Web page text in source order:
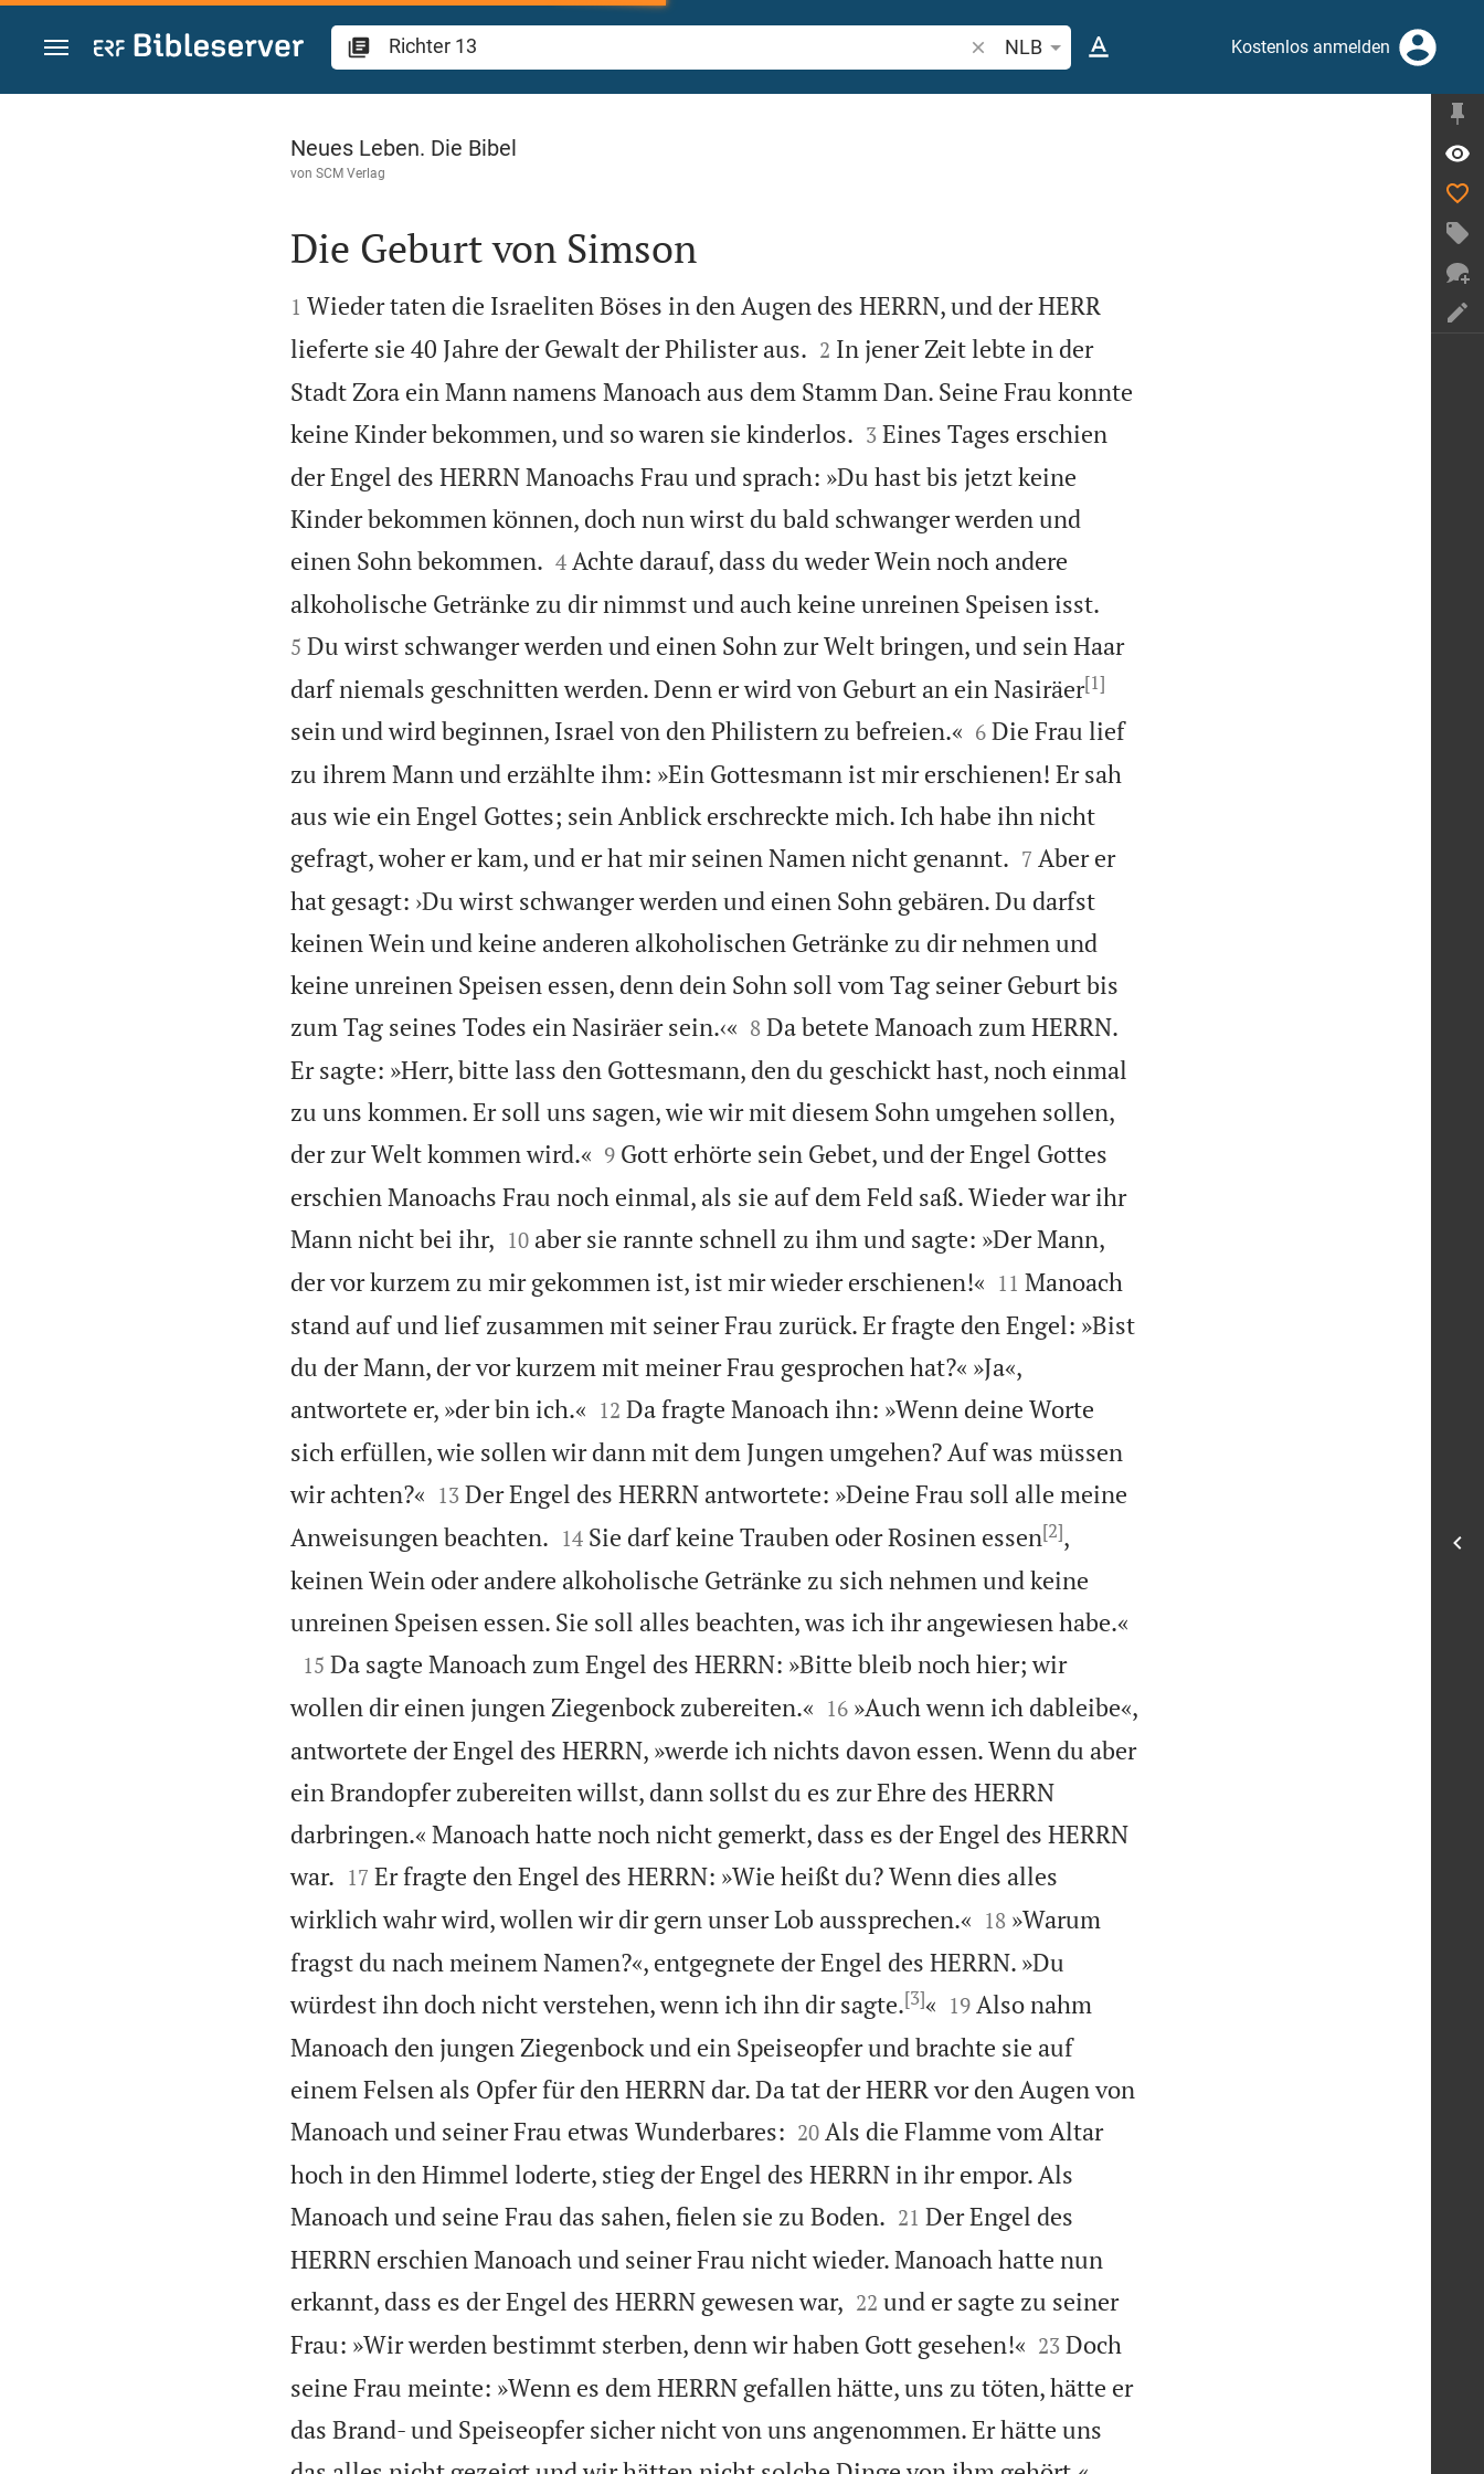
Zum Inhalt springen
Bibelstelle oder Begriff suchen
NLB Kostenlos anmelden
Richter 13
Neues Leben. Die Bibel
von SCM Verlag

Die Geburt von Simson

1 Wieder taten die Israeliten Böses in den Augen des HERRN, und der HERR
lieferte sie 40 Jahre der Gewalt der Philister aus.
2 In jener Zeit lebte in der
Stadt Zora ein Mann namens Manoach aus dem Stamm Dan. Seine Frau konnte
keine Kinder bekommen, und so waren sie kinderlos.
3 Eines Tages erschien
der Engel des HERRN Manoachs Frau und sprach: »Du hast bis jetzt keine
Kinder bekommen können, doch nun wirst du bald schwanger werden und
einen Sohn bekommen.
4 Achte darauf, dass du weder Wein noch andere
alkoholische Getränke zu dir nimmst und auch keine unreinen Speisen isst.
5 Du wirst schwanger werden und einen Sohn zur Welt bringen, und sein Haar
darf niemals geschnitten werden. Denn er wird von Geburt an ein Nasiräer[1]
sein und wird beginnen, Israel von den Philistern zu befreien.«
6 Die Frau lief
zu ihrem Mann und erzählte ihm: »Ein Gottesmann ist mir erschienen! Er sah
aus wie ein Engel Gottes; sein Anblick erschreckte mich. Ich habe ihn nicht
gefragt, woher er kam, und er hat mir seinen Namen nicht genannt.
7 Aber er
hat gesagt: ›Du wirst schwanger werden und einen Sohn gebären. Du darfst
keinen Wein und keine anderen alkoholischen Getränke zu dir nehmen und
keine unreinen Speisen essen, denn dein Sohn soll vom Tag seiner Geburt bis
zum Tag seines Todes ein Nasiräer sein.‹«
8 Da betete Manoach zum HERRN.
Er sagte: »Herr, bitte lass den Gottesmann, den du geschickt hast, noch einmal
zu uns kommen. Er soll uns sagen, wie wir mit diesem Sohn umgehen sollen,
der zur Welt kommen wird.«
9 Gott erhörte sein Gebet, und der Engel Gottes
erschien Manoachs Frau noch einmal, als sie auf dem Feld saß. Wieder war ihr
Mann nicht bei ihr,
10 aber sie rannte schnell zu ihm und sagte: »Der Mann,
der vor kurzem zu mir gekommen ist, ist mir wieder erschienen!«
11 Manoach
stand auf und lief zusammen mit seiner Frau zurück. Er fragte den Engel: »Bist
du der Mann, der vor kurzem mit meiner Frau gesprochen hat?« »Ja«,
antwortete er, »der bin ich.«
12 Da fragte Manoach ihn: »Wenn deine Worte
sich erfüllen, wie sollen wir dann mit dem Jungen umgehen? Auf was müssen
wir achten?«
13 Der Engel des HERRN antwortete: »Deine Frau soll alle meine
Anweisungen beachten.
14 Sie darf keine Trauben oder Rosinen essen[2],
keinen Wein oder andere alkoholische Getränke zu sich nehmen und keine
unreinen Speisen essen. Sie soll alles beachten, was ich ihr angewiesen habe.«

15 Da sagte Manoach zum Engel des HERRN: »Bitte bleib noch hier; wir
wollen dir einen jungen Ziegenbock zubereiten.«
16 »Auch wenn ich dableibe«,
antwortete der Engel des HERRN, »werde ich nichts davon essen. Wenn du aber
ein Brandopfer zubereiten willst, dann sollst du es zur Ehre des HERRN
darbringen.« Manoach hatte noch nicht gemerkt, dass es der Engel des HERRN
war.
17 Er fragte den Engel des HERRN: »Wie heißt du? Wenn dies alles
wirklich wahr wird, wollen wir dir gern unser Lob aussprechen.«
18 »Warum
fragst du nach meinem Namen?«, entgegnete der Engel des HERRN. »Du
würdest ihn doch nicht verstehen, wenn ich ihn dir sagte.[3]«
19 Also nahm
Manoach den jungen Ziegenbock und ein Speiseopfer und brachte sie auf
einem Felsen als Opfer für den HERRN dar. Da tat der HERR vor den Augen von
Manoach und seiner Frau etwas Wunderbares:
20 Als die Flamme vom Altar
hoch in den Himmel loderte, stieg der Engel des HERRN in ihr empor. Als
Manoach und seine Frau das sahen, fielen sie zu Boden.
21 Der Engel des
HERRN erschien Manoach und seiner Frau nicht wieder. Manoach hatte nun
erkannt, dass es der Engel des HERRN gewesen war,
22 und er sagte zu seiner
Frau: »Wir werden bestimmt sterben, denn wir haben Gott gesehen!«
23 Doch
seine Frau meinte: »Wenn es dem HERRN gefallen hätte, uns zu töten, hätte er
das Brand- und Speiseopfer sicher nicht von uns angenommen. Er hätte uns